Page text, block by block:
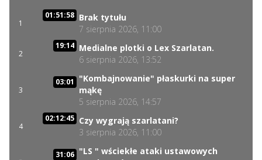
1
01:51:58 Brak tytułu
7 sierpnia 2026, 11:00
2
19:14 Medialne plotki o Lex Szarlatan.
6 sierpnia 2026, 13:52
3
03:01
"Kombajnowanie" płaskurki na super
mąkę
5 sierpnia 2026, 14:57
4
02:12:45 Czy wygrają szarlatani?
3 sierpnia 2026, 11:00
31:06 "LS " wściekłe ataki ustawowych